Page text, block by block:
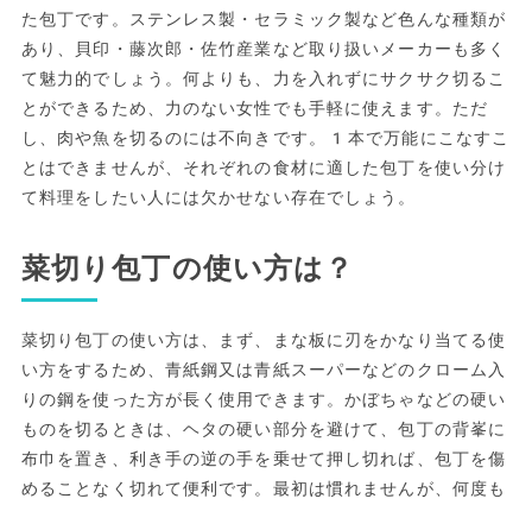
た包丁です。ステンレス製・セラミック製など色んな種類が
あり、貝印・藤次郎・佐竹産業など取り扱いメーカーも多く
て魅力的でしょう。何よりも、力を入れずにサクサク切るこ
とができるため、力のない女性でも手軽に使えます。ただ
し、肉や魚を切るのには不向きです。1本で万能にこなすこ
とはできませんが、それぞれの食材に適した包丁を使い分け
て料理をしたい人には欠かせない存在でしょう。
菜切り包丁の使い方は？
菜切り包丁の使い方は、まず、まな板に刃をかなり当てる使
い方をするため、青紙鋼又は青紙スーパーなどのクローム入
りの鋼を使った方が長く使用できます。かぼちゃなどの硬い
ものを切るときは、ヘタの硬い部分を避けて、包丁の背峯に
布巾を置き、利き手の逆の手を乗せて押し切れば、包丁を傷
めることなく切れて便利です。最初は慣れませんが、何度も